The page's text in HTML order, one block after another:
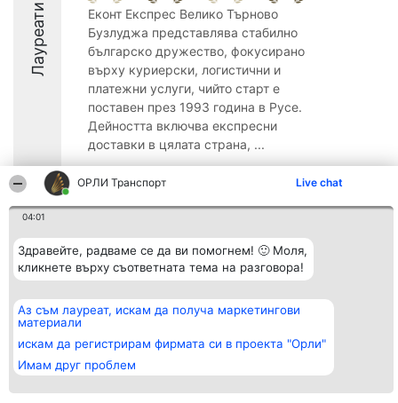
ОРЛИ Транспорт Live chat
04:01
Здравейте, радваме се да ви помогнем! 🙂 Моля,
кликнете върху съответната тема на разговора!
Аз съм лауреат, искам да получа маркетингови
материали
искам да регистрирам фирмата си в проекта "Орли"
Имам друг проблем
Лауреати
Еконт Експрес Велико Търново
Бузлуджа представлява стабилно
българско дружество, фокусирано
върху куриерски, логистични и
платежни услуги, чийто старт е
поставен през 1993 година в Русе.
Дейността включва експресни
доставки в цялата страна, ...
9
Организатор на
класиране
Beautiful Company S.R.L.
BulevardulAleea Timișul De
4, Ap. 13
București 53-238
CUI 36737675
Класация
Победители
Списък на
всички
Правила
Статут/Устав
поверителност
Контакти
Контакти